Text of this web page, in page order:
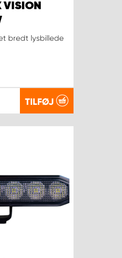
VISION
bredt lysbillede
TILFØJ